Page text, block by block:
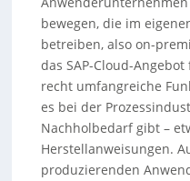
bewegen, die im
betreiben, also on-
das SAP-Cloud-
recht umfangreiche
es bei der
Nachholbedarf gibt –
Herstellanweisungen.
produzierenden